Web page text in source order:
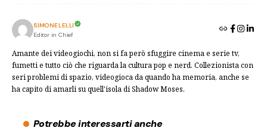
SIMONE LELLI
Editor in Chief
Amante dei videogiochi, non si fa però sfuggire cinema e serie tv,
fumetti e tutto ciò che riguarda la cultura pop e nerd. Collezionista con
seri problemi di spazio, videogioca da quando ha memoria, anche se
ha capito di amarli su quell'isola di Shadow Moses.
Potrebbe interessarti anche